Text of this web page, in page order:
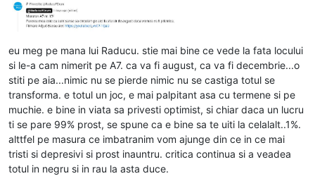
eu meg pe mana lui Raducu. stie mai bine ce vede la fata locului
si le-a cam nimerit pe A7. ca va fi august, ca va fi decembrie...o
stiti pe aia...nimic nu se pierde nimic nu se castiga totul se
transforma. e totul un joc, e mai palpitant asa cu termene si pe
muchie. e bine in viata sa privesti optimist, si chiar daca un lucru
ti se pare 99% prost, se spune ca e bine sa te uiti la celalalt..1%.
alttfel pe masura ce imbatranim vom ajunge din ce in ce mai
tristi si depresivi si prost inauntru. critica continua si a veadea
totul in negru si in rau la asta duce.